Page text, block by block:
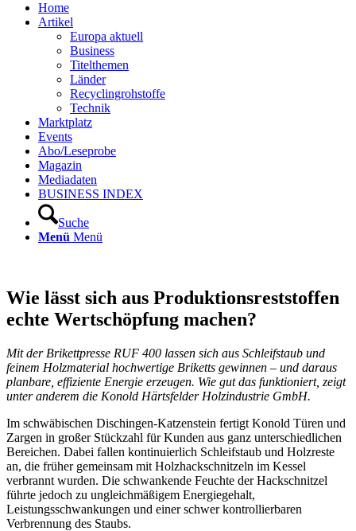
Home
Artikel
Europa aktuell
Business
Titelthemen
Länder
Recyclingrohstoffe
Technik
Marktplatz
Events
Abo/Leseprobe
Magazin
Mediadaten
BUSINESS INDEX
Suche
Menü Menü
Wie lässt sich aus Produktionsreststoffen
echte Wertschöpfung machen?
Mit der Brikettpresse RUF 400 lassen sich aus Schleifstaub und
feinem Holzmaterial hochwertige Briketts gewinnen – und daraus
planbare, effiziente Energie erzeugen. Wie gut das funktioniert, zeigt
unter anderem die Konold Härtsfelder Holzindustrie GmbH.
Im schwäbischen Dischingen-Katzenstein fertigt Konold Türen und
Zargen in großer Stückzahl für Kunden aus ganz unterschiedlichen
Bereichen. Dabei fallen kontinuierlich Schleifstaub und Holzreste
an, die früher gemeinsam mit Holzhackschnitzeln im Kessel
verbrannt wurden. Die schwankende Feuchte der Hackschnitzel
führte jedoch zu ungleichmäßigem Energiegehalt,
Leistungsschwankungen und einer schwer kontrollierbaren
Verbrennung des Staubs.